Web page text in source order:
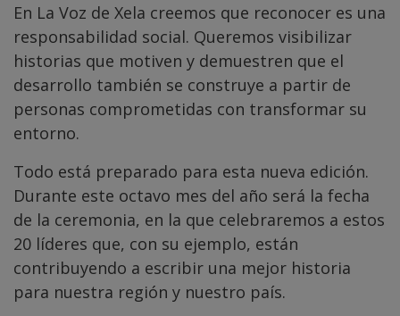
En La Voz de Xela creemos que reconocer es una
responsabilidad social. Queremos visibilizar
historias que motiven y demuestren que el
desarrollo también se construye a partir de
personas comprometidas con transformar su
entorno.
Todo está preparado para esta nueva edición.
Durante este octavo mes del año será la fecha
de la ceremonia, en la que celebraremos a estos
20 líderes que, con su ejemplo, están
contribuyendo a escribir una mejor historia
para nuestra región y nuestro país.